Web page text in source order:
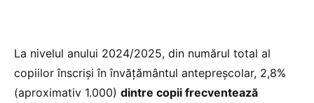
La nivelul anului 2024/2025, din numărul total al
copiilor înscriși în învățământul antepreșcolar, 2,8%
(aproximativ 1.000) dintre copii frecventează